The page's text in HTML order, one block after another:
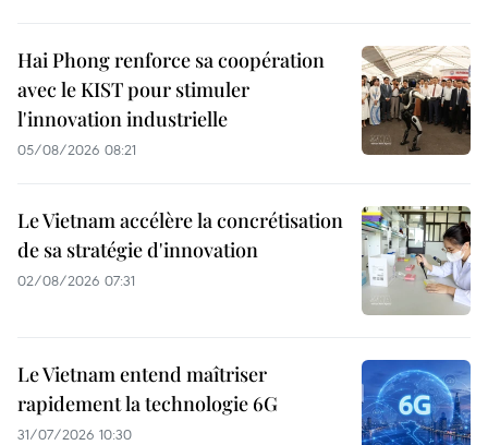
Hai Phong renforce sa coopération
avec le KIST pour stimuler
l'innovation industrielle
05/08/2026 08:21
Le Vietnam accélère la concrétisation
de sa stratégie d'innovation
02/08/2026 07:31
Le Vietnam entend maîtriser
rapidement la technologie 6G
31/07/2026 10:30